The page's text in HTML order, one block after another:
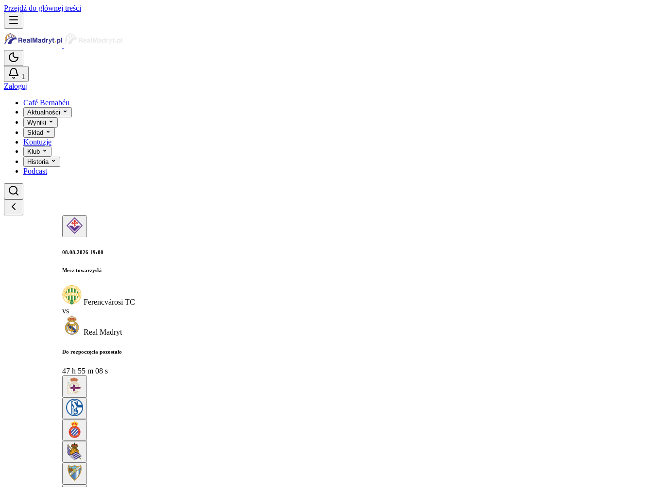
Przejdź do głównej treści
1
Zaloguj
Café Bernabéu
Aktualności
Wyniki
Skład
Kontuzje
Klub
Historia
Podcast
08.08.2026 19:00
Mecz towarzyski
Ferencvárosi TC
vs
Real Madryt
Do rozpoczęcia pozostało
47 h 55 m 07 s